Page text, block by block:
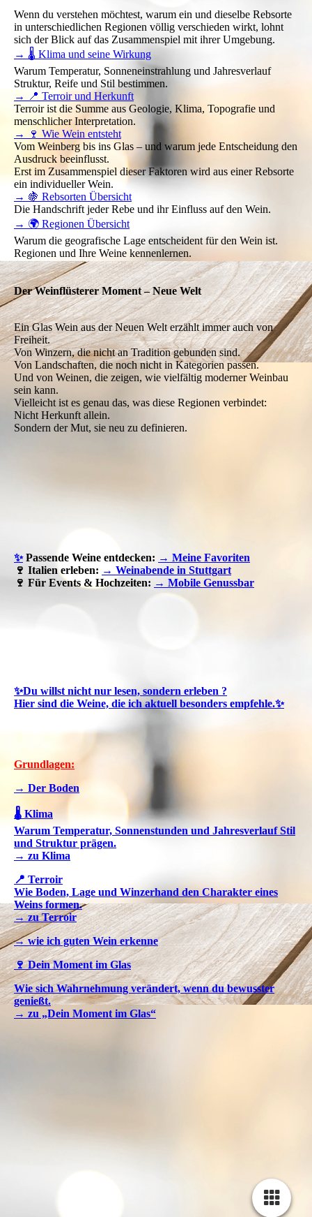
Wenn du verstehen möchtest, warum ein und dieselbe Rebsorte
in unterschiedlichen Regionen völlig verschieden wirkt, lohnt
sich der Blick auf das Zusammenspiel mit ihrer Umgebung.
→ 🌡️ Klima und seine Wirkung
Warum Temperatur, Sonneneinstrahlung und Jahresverlauf
Struktur, Reife und Stil bestimmen.
→ 📍 Terroir und Herkunft
Terroir ist die Summe aus Geologie, Klima, Topografie und
menschlicher Interpretation.
→ 🍷 Wie Wein entsteht
Vom Weinberg bis ins Glas – und warum jede Entscheidung den
Ausdruck beeinflusst.
Erst im Zusammenspiel dieser Faktoren wird aus einer Rebsorte
ein individueller Wein.
→ 🍇 Rebsorten Übersicht
Die Handschrift jeder Rebe und ihr Einfluss auf den Wein.
→ 🌍 Regionen Übersicht
Warum die geografische Lage entscheident für den Wein ist.
Regionen und Ihre Weine kennenlernen.
Der Weinflüsterer Moment – Neue Welt
Ein Glas Wein aus der Neuen Welt erzählt immer auch von
Freiheit.
Von Winzern, die nicht an Tradition gebunden sind.
Von Landschaften, die noch nicht in Kategorien passen.
Und von Weinen, die zeigen, wie vielfältig moderner Weinbau
sein kann.
Vielleicht ist es genau das, was diese Regionen verbindet:
Nicht Herkunft allein.
Sondern der Mut, sie neu zu definieren.
✨Passende Weine entdecken: → Meine Favoriten
🍷 Italien erleben: → Weinabende in Stuttgart
🍷 Für Events & Hochzeiten: → Mobile Genussbar
✨Du willst nicht nur lesen, sondern erleben ?
Hier sind die Weine, die ich aktuell besonders empfehle.✨
Grundlagen:
→ Der Boden
🌡️ Klima
Warum Temperatur, Sonnenstunden und Jahresverlauf Stil
und Struktur prägen.
→ zu Klima
📍 Terroir
Wie Boden, Lage und Winzerhand den Charakter eines
Weins formen.
→ zu Terroir
→ wie ich guten Wein erkenne
🍷 Dein Moment im Glas
Wie sich Wahrnehmung verändert, wenn du bewusster
genießt.
→ zu „Dein Moment im Glas“